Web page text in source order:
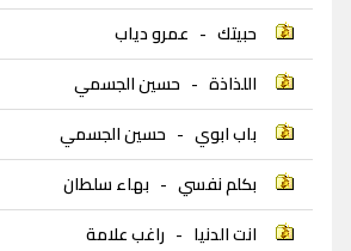
حبيتك - عمرو دياب
اللذاذة - حسين الجسمي
باب ابوي - حسين الجسمي
بكلم نفسي - بهاء سلطان
انت الدنيا - راغب علامة